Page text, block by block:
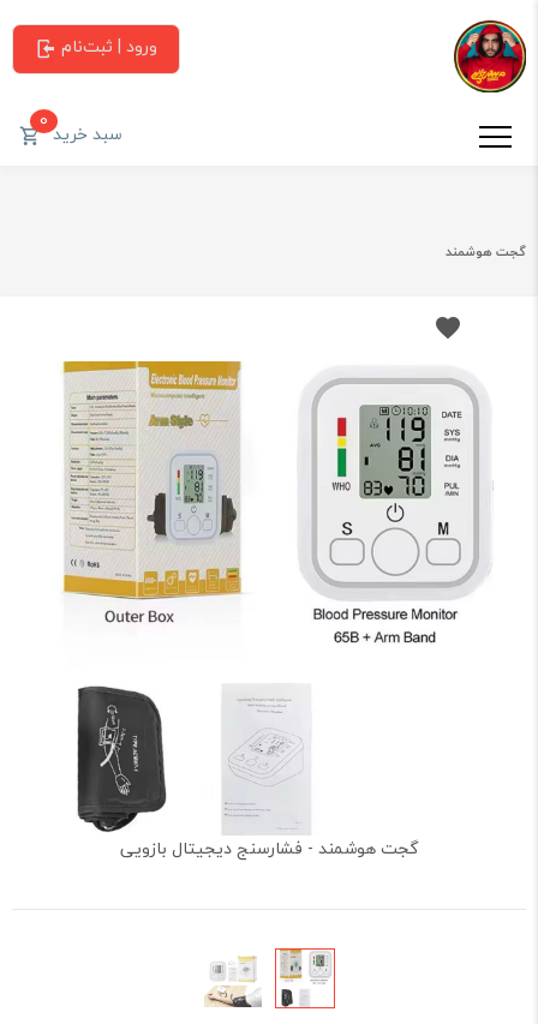
ورود | ثبت‌نام
سبد خرید0
گجت هوشمند
گجت هوشمند - فشارسنج دیجیتال بازویی